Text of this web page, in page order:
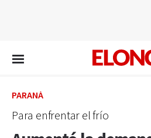
PARANÁ
Para enfrentar el frío